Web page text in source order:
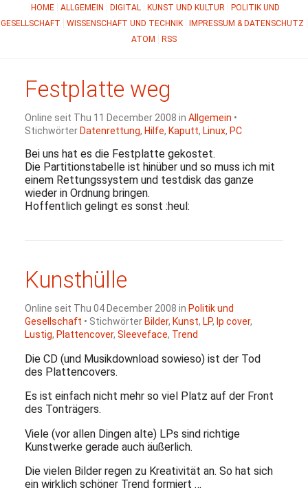
HOME ALLGEMEIN DIGITAL KUNST UND KULTUR
POLITIK UND
GESELLSCHAFT
WISSENSCHAFT UND TECHNIK
IMPRESSUM & DATENSCHUTZ
ATOM
RSS
Festplatte weg
Online seit Thu 11 December 2008 in Allgemein •
Stichwörter Datenrettung, Hilfe, Kaputt, Linux, PC
Bei uns hat es die Festplatte gekostet.
Die Partitionstabelle ist hinüber und so muss ich mit
einem Rettungssystem und testdisk das ganze
wieder in Ordnung bringen.
Hoffentlich gelingt es sonst :heul:
Kunsthülle
Online seit Thu 04 December 2008 in Politik und
Gesellschaft • Stichwörter Bilder, Kunst, LP, lp cover,
Lustig, Plattencover, Sleeveface, Trend
Die CD(und Musikdownload sowieso) ist der Tod
des Plattencovers.
Es ist einfach nicht mehr so viel Platz auf der Front
des Tonträgers.
Viele (vor allen Dingen alte) LPs sind richtige
Kunstwerke gerade auch äußerlich.
Die vielen Bilder regen zu Kreativität an. So hat sich
ein wirklich schöner Trend formiert …